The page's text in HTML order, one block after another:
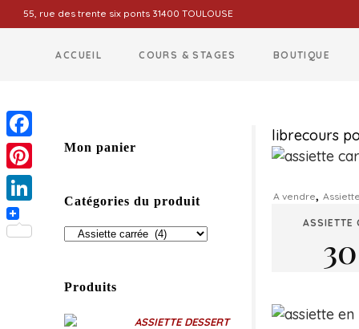
55, rue des trente six ponts 31400 TOULOUSE
ACCUEIL COURS & STAGES BOUTIQUE
Mon panier
Catégories du produit
Produits
ASSIETTE DESSERT
librecours
A vendre,
ASSIETTE
Facebook
Pinterest
LinkedIn